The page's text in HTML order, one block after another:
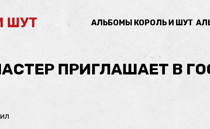
ШУТ АЛЬБОМЫ КОРОЛЬ И ШУТ
ПРИГЛАШАЕТ В